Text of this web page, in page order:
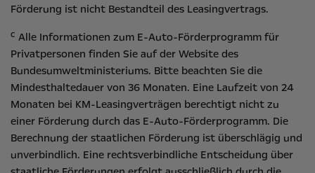
Förderung ist nicht Bestandteil des Leasingvertrags.
c Alle Informationen zum E-Auto-Förderprogramm für
Privatpersonen finden Sie auf der Website des
Bundesumweltministeriums. Bitte beachten Sie die
Mindesthaltedauer von 36 Monaten. Eine Laufzeit von 24
Monaten bei KM-Leasingverträgen berechtigt nicht zu
einer Förderung durch das E-Auto-Förderprogramm. Die
Berechnung der staatlichen Förderung ist überschlägig und
unverbindlich. Eine rechtsverbindliche Entscheidung über